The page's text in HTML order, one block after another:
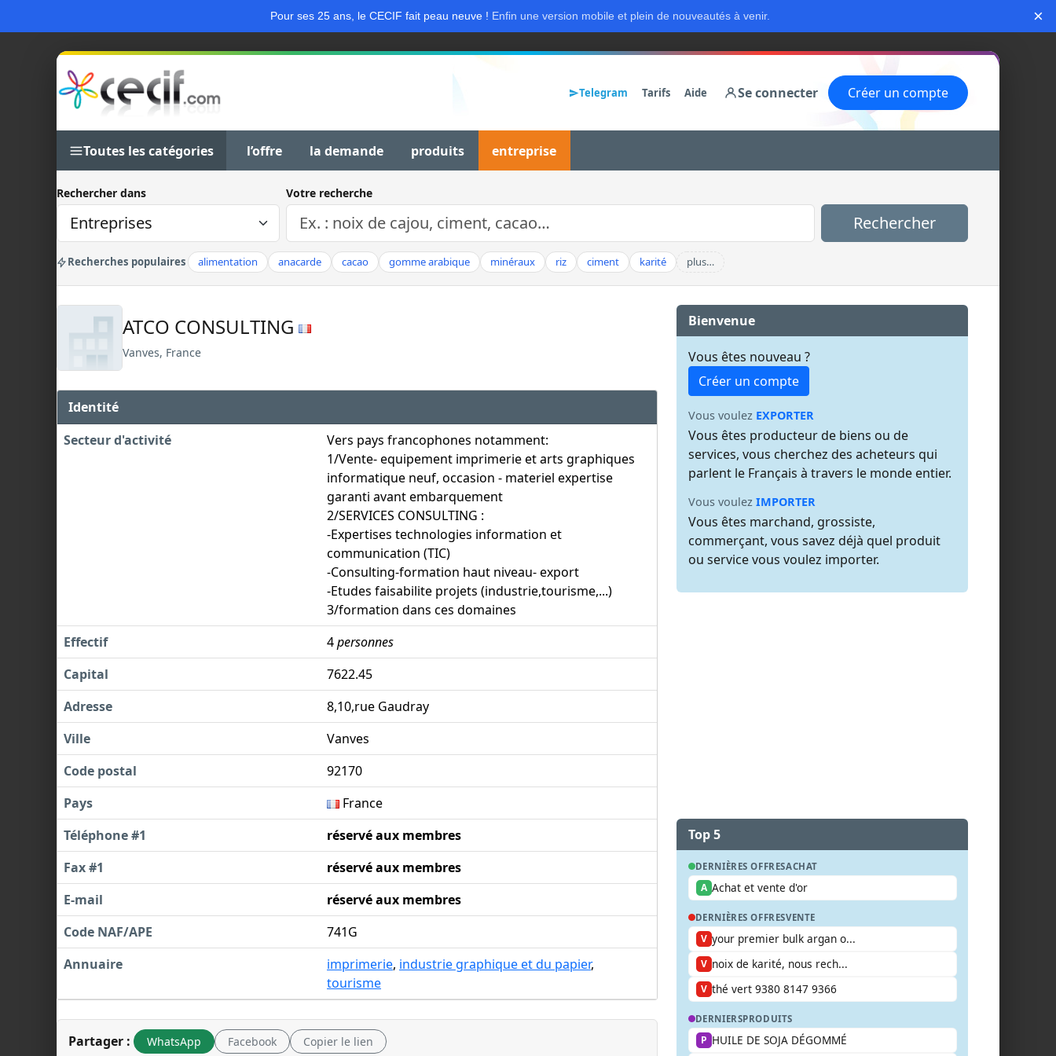
Pour ses 25 ans, le CECIF fait peau neuve ! Enfin une version mobile et plein de nouveautés à venir. ×
Telegram Tarifs Aide Se connecter Créer un compte
Toutes les catégories l’offre la demande produits entreprise
Rechercher dans Votre recherche
Rechercher
Recherches populaires alimentation anacarde cacao gomme arabique minéraux riz ciment karité plus…
ATCO CONSULTING
Vanves, France
Identité
Secteur d'activité
Vers pays francophones notamment:
1/Vente- equipement imprimerie et arts graphiques
informatique neuf, occasion - materiel expertise
garanti avant embarquement
2/SERVICES CONSULTING :
-Expertises technologies information et
communication (TIC)
-Consulting-formation haut niveau- export
-Etudes faisabilite projets (industrie,tourisme,...)
3/formation dans ces domaines
Effectif
4personnes
Capital
7622.45
Adresse
8,10,rue Gaudray
Ville
Vanves
Code postal
92170
Pays
France
Téléphone #1
réservé aux membres
Fax #1
réservé aux membres
E-mail
réservé aux membres
Code NAF/APE
741G
Annuaire
imprimerie, industrie graphique et du papier,
tourisme
Partager : WhatsApp Facebook Copier le lien
Bienvenue
Vous êtes nouveau ?
Créer un compte
Vous voulez EXPORTER
Vous êtes producteur de biens ou de
services, vous cherchez des acheteurs qui
parlent le Français à travers le monde entier.
Vous voulez IMPORTER
Vous êtes marchand, grossiste,
commerçant, vous savez déjà quel produit
ou service vous voulez importer.
Top 5
DERNIÈRES OFFRESACHAT
A Achat et vente d'or
DERNIÈRES OFFRESVENTE
V your premier bulk argan o...
V noix de karité, nous rech...
V thé vert 9380 8147 9366
DERNIERSPRODUITS
P HUILE DE SOJA DÉGOMMÉ